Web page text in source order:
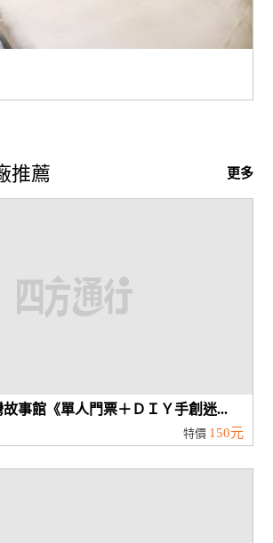
更多
推薦
事館《單人門票＋ＤＩＹ手創迷...
特價 150元